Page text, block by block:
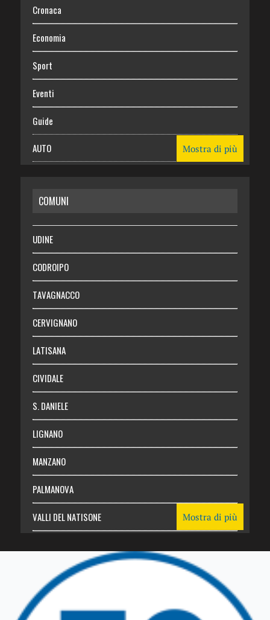
Cronaca
Economia
Sport
Eventi
Guide
AUTO
RISPARMIO
SALUTE
Necrologie
Chi siamo
Abbonati
Login
Mostra di più
COMUNI
UDINE
CODROIPO
TAVAGNACCO
CERVIGNANO
LATISANA
CIVIDALE
S. DANIELE
LIGNANO
MANZANO
PALMANOVA
VALLI DEL NATISONE
TRICESIMO
TARCENTO
Mostra di più